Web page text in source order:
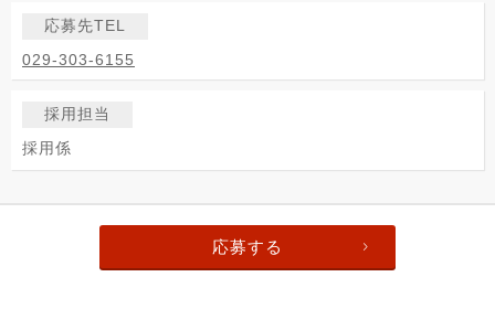
応募先TEL
029-303-6155
採用担当
採用係
応募する